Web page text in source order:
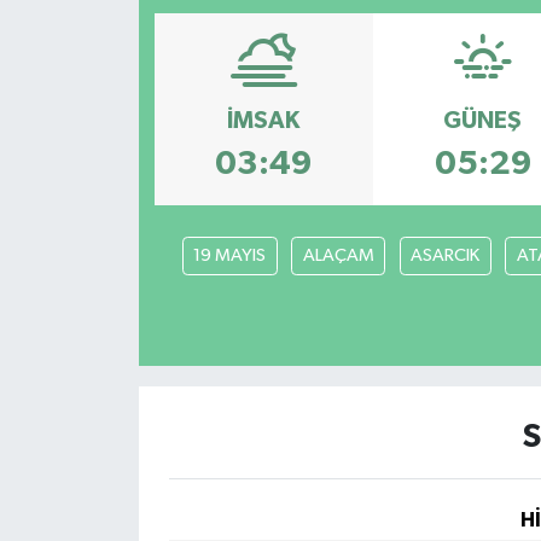
İMSAK
03:49
GÜNEŞ
05:29
19 MAYIS ALAÇAM ASARCIK